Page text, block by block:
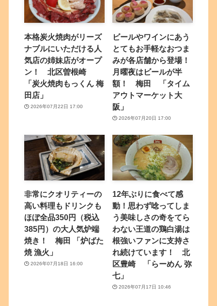
本格炭火焼肉がリーズ
ナブルにいただける人
気店の姉妹店がオープ
ン！ 北区曽根崎
「炭火焼肉もっくん 梅
田店」
2026年07月22日 17:00
ビールやワインにあう
とてもお手軽なおつま
みが各店舗から登場！
月曜夜はビールが半
額！ 梅田 「タイム
アウトマーケット大
阪」
2026年07月20日 17:00
非常にクオリティーの
高い料理もドリンクも
ほぼ全品350円（税込
385円）の大人気炉端
焼き！ 梅田 「炉ばた
焼 漁火」
2026年07月18日 16:00
12年ぶりに食べて感
動！思わず唸ってしま
う美味しさの奇をてら
わない王道の鶏白湯は
根強いファンに支持さ
れ続けています！ 北
区豊崎 「らーめん 弥
七」
2026年07月17日 10:46